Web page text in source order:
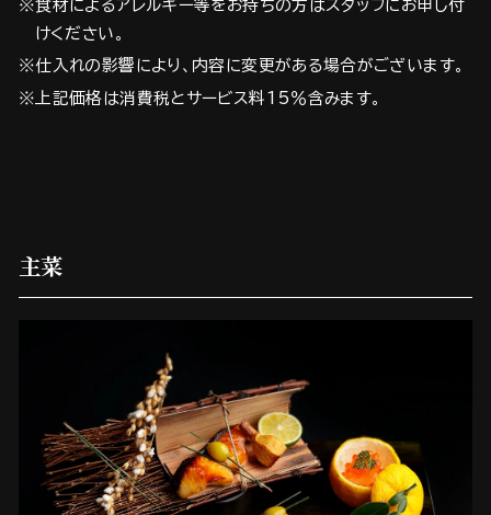
※食材によるアレルギー等をお持ちの方はスタッフにお申し付
けください。
※仕入れの影響により、内容に変更がある場合がございます。
※上記価格は消費税とサービス料15％含みます。
主菜